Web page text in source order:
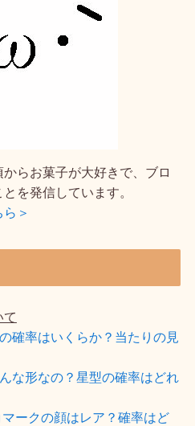
からお菓子が大好きで、ブロ
を発信しています。
＞
て
確率はいくらか？当たりの見
な形なの？星型の確率はどれ
ークの顔はレア？確率はど